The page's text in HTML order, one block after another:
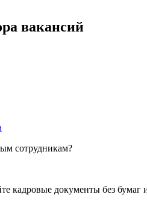
вакансий
сотрудникам?
кадровые документы без бумаг